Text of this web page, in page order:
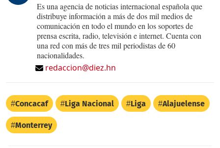
Es una agencia de noticias internacional española que
distribuye información a más de dos mil medios de
comunicación en todo el mundo en los soportes de
prensa escrita, radio, televisión e internet. Cuenta con
una red con más de tres mil periodistas de 60
nacionalidades.
redaccion@diez.hn
Concacaf Liga Nacional Liga Alajuelense
Monterrey